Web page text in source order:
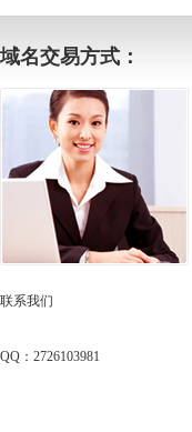
域名交易方式：
联系我们
QQ：2726103981